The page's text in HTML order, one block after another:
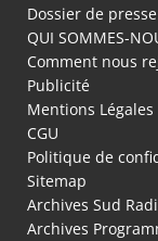
Dossier de presse
QUI SOMMES-
Comment nous
Publicité
Mentions Légales
CGU
Politique de
Sitemap
Archives Sud
Archives